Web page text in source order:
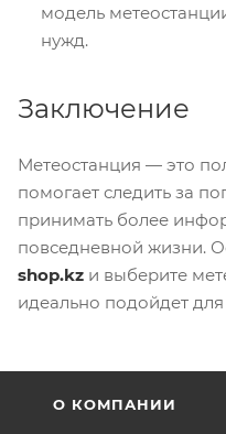
модель
нужд.
Заключение
Метеостанция — это
помогает следить за
принимать более
повседневной жизни.
shop.kz и выберите
идеально подойдет
О КОМПАНИИ